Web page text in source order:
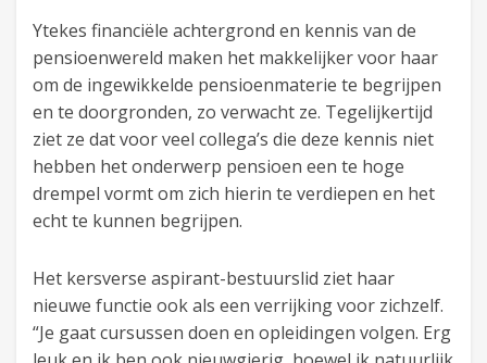
Ytekes financiële achtergrond en kennis van de
pensioenwereld maken het makkelijker voor haar
om de ingewikkelde pensioenmaterie te begrijpen
en te doorgronden, zo verwacht ze. Tegelijkertijd
ziet ze dat voor veel collega’s die deze kennis niet
hebben het onderwerp pensioen een te hoge
drempel vormt om zich hierin te verdiepen en het
echt te kunnen begrijpen.
Het kersverse aspirant-bestuurslid ziet haar
nieuwe functie ook als een verrijking voor zichzelf.
“Je gaat cursussen doen en opleidingen volgen. Erg